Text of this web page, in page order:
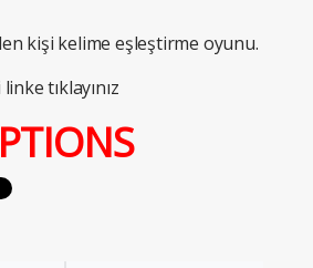
kişi kelime eşleştirme oyunu.
tıklayınız